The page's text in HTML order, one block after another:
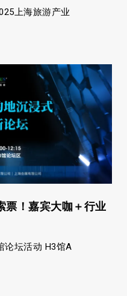
上海旅游产业
票！嘉宾大咖＋行业
论坛活动 H3馆A